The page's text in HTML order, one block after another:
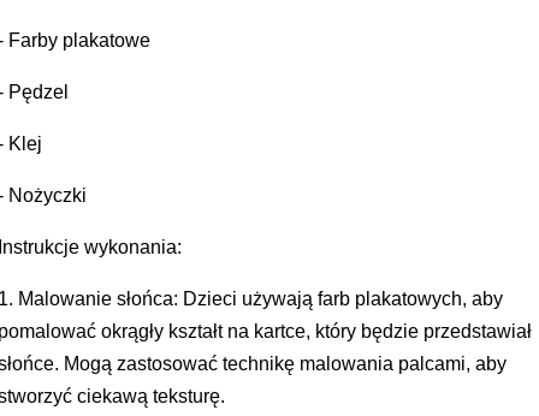
Farby plakatowe
Pędzel
Klej
Nożyczki
wykonania:
Malowanie słońca: Dzieci używają farb plakatowych, aby
okrągły kształt na kartce, który będzie przedstawiał
Mogą zastosować technikę malowania palcami, aby
ciekawą teksturę.